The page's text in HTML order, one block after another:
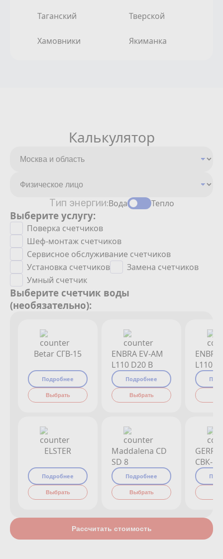
Таганский Тверской
Хамовники Якиманка
Калькулятор
Тип энергии:Вода Тепло
Выберите услугу:
Поверка счетчиков
Шеф-монтаж счетчиков
Сервисное обслуживание счетчиков
Установка счетчиков
Замена счетчиков
Умный счетчик
Выберите счетчик воды
(необязательно):
Betar СГВ-15
Подробнее
Выбрать
ELSTER
Подробнее
Выбрать
ENBRA EV-AM
L110 D20 B
Подробнее
Выбрать
Maddalena CD
SD 8
Подробнее
Выбрать
L110
СВК-
Рассчитать стоимость